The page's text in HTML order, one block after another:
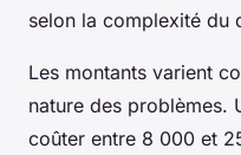
selon la complexité du
Les montants varient
nature des problèmes.
coûter entre 8 000 et